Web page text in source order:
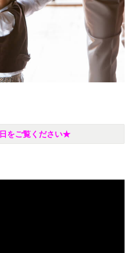
をご覧ください★